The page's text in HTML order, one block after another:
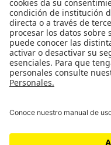
Movilización social
¿Quiénes somos?
Podcasts
Proyectos 070